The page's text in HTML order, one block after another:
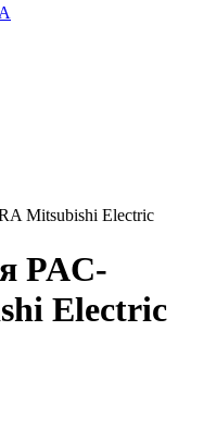
Mitsubishi Electric
PAC-
Electric